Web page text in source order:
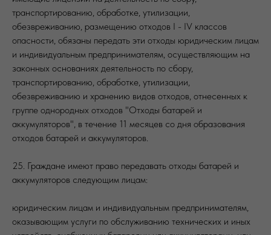
транспортированию, обработке, утилизации,
обезвреживанию, размещению отходов I - IV классов
опасности, обязаны передать эти отходы юридическим лицам
и индивидуальным предпринимателям, осуществляющим на
законных основаниях деятельность по сбору,
транспортированию, обработке, утилизации,
обезвреживанию и хранению видов отходов, отнесенных к
группе однородных отходов "Отходы батарей и
аккумуляторов", в течение 11 месяцев со дня образования
отходов батарей и аккумуляторов.
25. Граждане имеют право передавать отходы батарей и
аккумуляторов следующим лицам:
юридическим лицам и индивидуальным предпринимателям,
оказывающим услуги по обслуживанию технических и иных